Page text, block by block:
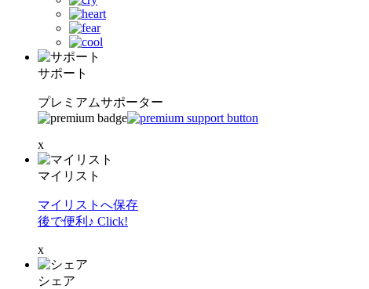
サポート
プレミアムサポーター
x
マイリスト
マイリストへ保存
後で便利♪ Click!
x
シェア